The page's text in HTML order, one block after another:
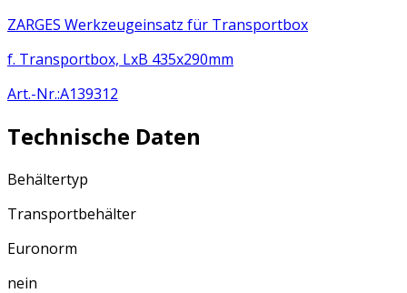
ZARGES Werkzeugeinsatz für Transportbox
f. Transportbox, LxB 435x290mm
Art.-Nr.:A139312
Technische Daten
Behältertyp
Transportbehälter
Euronorm
nein